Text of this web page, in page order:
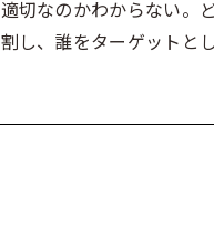
適切なのかわからない。
割し、誰をターゲットと